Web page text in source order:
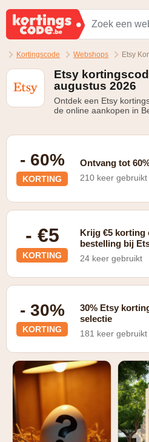
Kortingscode Webshops Etsy
Etsy
augustus 2026
Ontdek een Etsy
de online aankopen in
- 60%
KORTING
Ontvang tot
210 keer gebruikt
- €5
KORTING
Krijg €5 korting
bestelling bij
24 keer gebruikt
- 30%
KORTING
30% Etsy
selectie
181 keer gebruikt